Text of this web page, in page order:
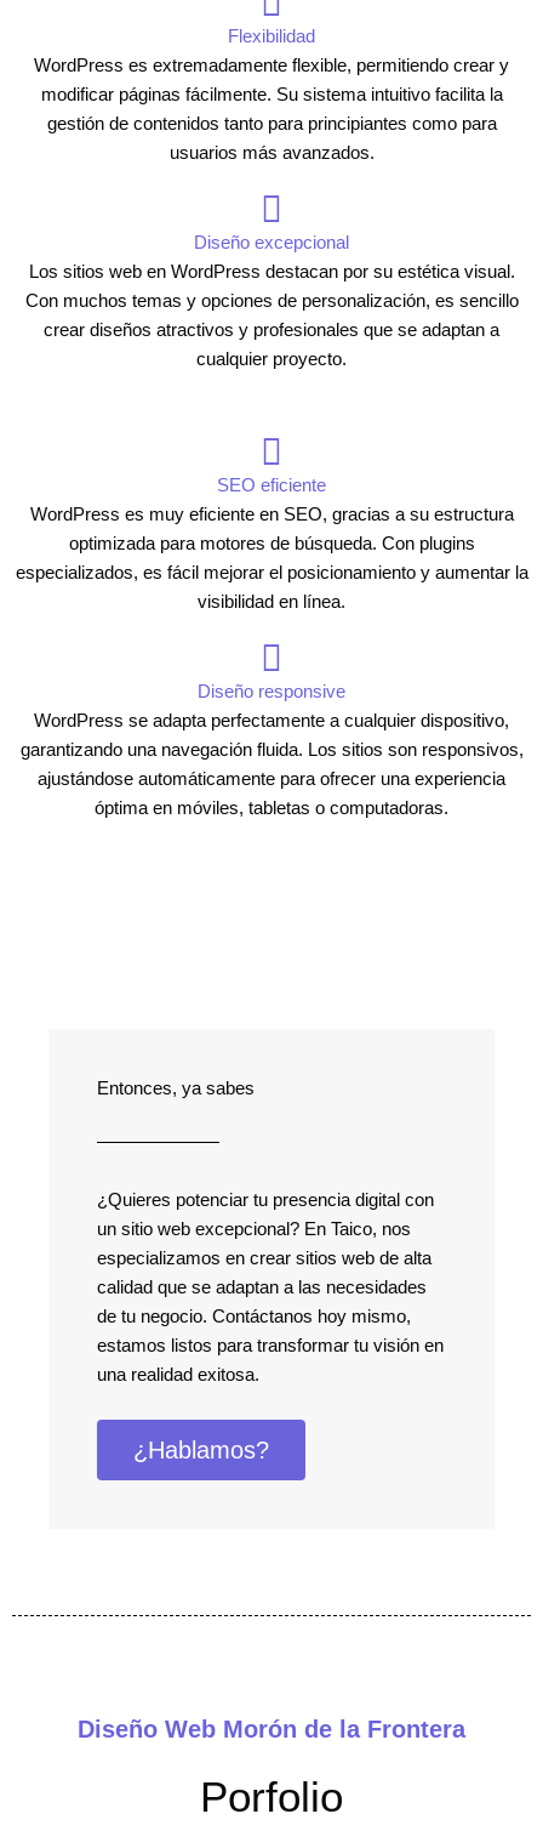
Flexibilidad
WordPress es extremadamente flexible, permitiendo crear y
modificar páginas fácilmente. Su sistema intuitivo facilita la
gestión de contenidos tanto para principiantes como para
usuarios más avanzados.
Diseño excepcional
Los sitios web en WordPress destacan por su estética visual.
Con muchos temas y opciones de personalización, es sencillo
crear diseños atractivos y profesionales que se adaptan a
cualquier proyecto.
SEO eficiente
WordPress es muy eficiente en SEO, gracias a su estructura
optimizada para motores de búsqueda. Con plugins
especializados, es fácil mejorar el posicionamiento y aumentar la
visibilidad en línea.
Diseño responsive
WordPress se adapta perfectamente a cualquier dispositivo,
garantizando una navegación fluida. Los sitios son responsivos,
ajustándose automáticamente para ofrecer una experiencia
óptima en móviles, tabletas o computadoras.
Entonces, ya sabes
¿Quieres potenciar tu presencia digital con
un sitio web excepcional? En Taico, nos
especializamos en crear sitios web de alta
calidad que se adaptan a las necesidades
de tu negocio. Contáctanos hoy mismo,
estamos listos para transformar tu visión en
una realidad exitosa.
¿Hablamos?
Diseño Web Morón de la Frontera
Porfolio